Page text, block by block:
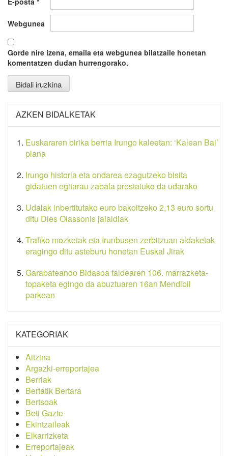
Webgunea
Gorde nire izena, emaila eta webgunea bilatzaile honetan
komentatzen dudan hurrengorako.
AZKEN BIDALKETAK
Euskararen birika berria Irungo kaleetan: ‘Kalean Bai’
plana
Irungo historia eta ondarea ezagutzeko bisita
gidatuen egitarau zabala prestatuko da udarako
Udalak inbertitutako euro bakoitzeko 2,13 euro sortu
ditu Dies Oiassonis jaialdiak
Trafiko mozketak eta Irunbusen zerbitzuan aldaketak
eragingo ditu asteburu honetan Euskal Jirak
Garabateando Bidasoa taldearen 106. marrazketa-
topaketa egingo da abuztuaren 16an Mendibil
parkean
KATEGORIAK
Aitzina
Argazki-erreportajea
Berriak
Bertatik Bertara
Bertsoak
Beti Gazte
Ekintzaileak
Elkarrizketa
Erreportajeak